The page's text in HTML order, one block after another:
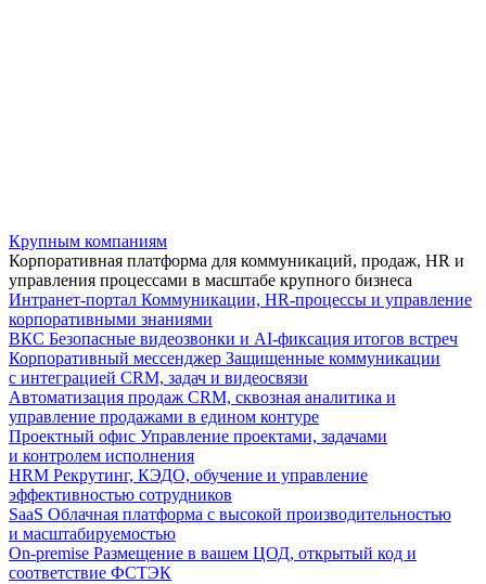
Крупным компаниям
Корпоративная платформа для коммуникаций, продаж, HR и
управления процессами в масштабе крупного бизнеса
Интранет-портал Коммуникации, HR-процессы и управление
корпоративными знаниями
ВКС Безопасные видеозвонки и AI-фиксация итогов встреч
Корпоративный мессенджер Защищенные коммуникации
с интеграцией CRM, задач и видеосвязи
Автоматизация продаж CRM, сквозная аналитика и
управление продажами в едином контуре
Проектный офис Управление проектами, задачами
и контролем исполнения
HRM Рекрутинг, КЭДО, обучение и управление
эффективностью сотрудников
SaaS Облачная платформа с высокой производительностью
и масштабируемостью
On-premise Размещение в вашем ЦОД, открытый код и
соответствие ФСТЭК